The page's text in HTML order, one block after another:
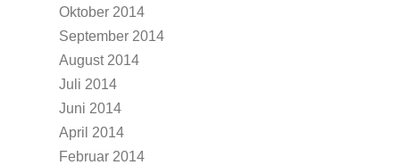
Oktober 2014
September 2014
August 2014
Juli 2014
Juni 2014
April 2014
Februar 2014